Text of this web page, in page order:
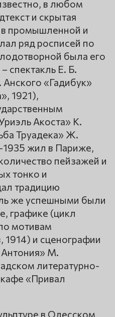
в любом
и скрытая
в промышленной и
ряд росписей по
была его
спектакль Е. Б.
Анского «Гадибук»
1921),
Акоста» К.
Труадека» Ж.
жил в Париже,
пейзажей и
тонко и
традицию
же успешными были
графике (цикл
мотивам
и сценографии
Антония» М.
литературно-
«Привал
в Одесском